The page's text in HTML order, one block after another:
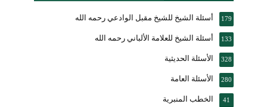
أسئلة الشيخ للشيخ مقبل الوادعي رحمه الله 179
أسئلة الشيخ للعلامة الألباني رحمه الله 133
الأسئلة الحديثية 328
الأسئلة العامة 280
الخطب المنبرية 41